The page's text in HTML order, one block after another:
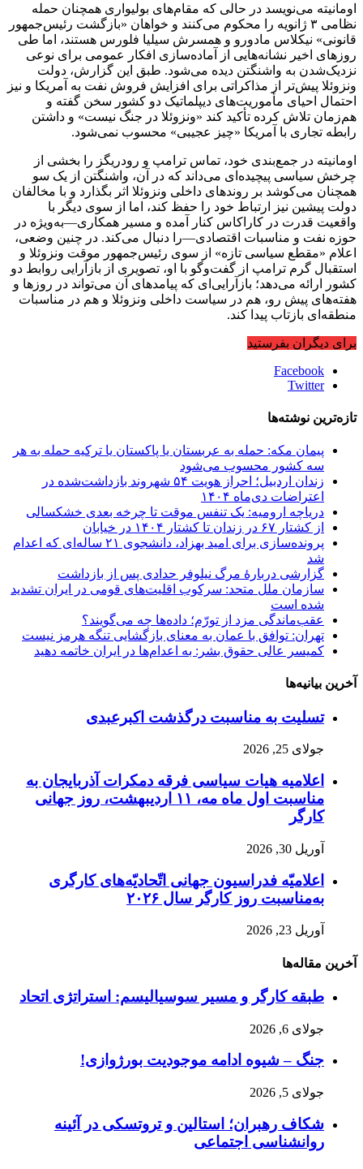
اومانیته می‌نویسد در حالی که مقام‌های بولیواری همچنان حمله
نظامی ۳ ژانویه را محکوم می‌کنند و خواهان «بازگشت رئیس‌جمهور
قانونی» نیکلاس مادورو و همسرش سیلیا فلورس هستند، اما طی
روزهای اخیر نشانه‌هایی از آماده‌سازی افکار عمومی برای نوعی
نزدیک‌شدن به واشنگتن دیده می‌شود. طبق این گزارش، دولت
ونزوئلا پیش‌تر از مذاکراتی برای افزایش فروش نفت به آمریکا و نیز
احتمال احیای مأموریت‌های دیپلماتیک دو کشور سخن گفته و
هم‌زمان تلاش کرده تأکید کند «ونزوئلا در جنگ نیست» و داشتن
رابطه تجاری با آمریکا «چیز عجیبی» محسوب نمی‌شود.
اومانیته در جمع‌بندی خود، تماس ترامپ و رودریگز را بخشی از
چرخش سیاسی پیچیده‌ای می‌داند که در آن، واشنگتن از یک سو
همچنان می‌کوشد بر روندهای داخلی ونزوئلا اثر بگذارد و با مخالفان
دولت پیشین نیز ارتباط خود را حفظ کند، اما از سوی دیگر با
واقعیت قدرت در کاراکاس کنار آمده و مسیر همکاری—به‌ویژه در
حوزه نفت و مناسبات اقتصادی—را دنبال می‌کند. در چنین وضعی،
اعلام «مقطع سیاسی تازه» از سوی رئیس‌جمهور موقت ونزوئلا و
استقبال گرم ترامپ از گفت‌وگو با او، تصویری از بازآرایی روابط دو
کشور ارائه می‌دهد؛ بازآرایی‌ای که پیامدهای آن می‌تواند در روزها و
هفته‌های پیش رو، هم در سیاست داخلی ونزوئلا و هم در مناسبات
منطقه‌ای بازتاب پیدا کند.
برای دیگران بفرستید
Facebook
Twitter
تازه‌ترین نوشته‌ها
پیمان مکه: حمله به عربستان یا پاکستان یا ترکیه حمله به هر
سه کشور محسوب می‌شود
زندان اردبیل؛ احراز هویت ۵۴ شهروند بازداشت‌شده در
اعتراضات دی‌ماه ۱۴۰۴
دریاچه ارومیه: یک تنفس موقت تا چرخه بعدی خشکسالی
از کشتار ۶۷ در زندان تا کشتار ۱۴۰۴ در خیابان
پرونده‌سازی برای امید بهزاد، دانشجوی ۲۱ ساله‌ای که اعدام
شد
گزارشی دربارهٔ مرگ نیلوفر حدادی پس از بازداشت
سازمان ملل متحد: سرکوب اقلیت‌های قومی در ایران تشدید
شده است
عقب‌ماندگی مزد از تورّم؛ داده‌ها چه می‌گویند؟
تهران: توافق با عمان به معنای بازگشایی تنگه هرمز نیست
کمیسر عالی حقوق بشر: به اعدام‌ها در ایران خاتمه دهید
آخرین بیانیه‌ها
تسلیت به مناسبت درگذشت اکبرعبدی
جولای 25, 2026
اعلامیه هیات سیاسی فرقه دمکرات آذربایجان به
مناسبت اول ماه مه، ۱۱ اردیبهشت، روز جهانی
کارگر
آوریل 30, 2026
اعلامیّه فدراسیون جهانی اتّحادیّه‌های کارگری
به‌مناسبت روز کارگر سال ۲۰۲۶
آوریل 23, 2026
آخرین مقاله‌ها
طبقه کارگر و مسیر سوسیالیسم: استراتژی اتحاد
جولای 6, 2026
جنگ – شیوه ادامه موجودیت بورژوازی!
جولای 5, 2026
شکاف رهبران؛ استالین و تروتسکی در آئینه
روانشناسی اجتماعی